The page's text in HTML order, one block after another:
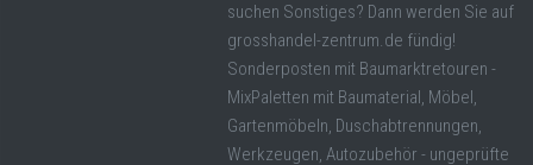
suchen Sonstiges? Dann werden Sie auf
grosshandel-zentrum.de fündig!
Sonderposten mit Baumarktretouren -
MixPaletten mit Baumaterial, Möbel,
Gartenmöbeln, Duschabtrennungen,
Werkzeugen, Autozubehör - ungeprüfte